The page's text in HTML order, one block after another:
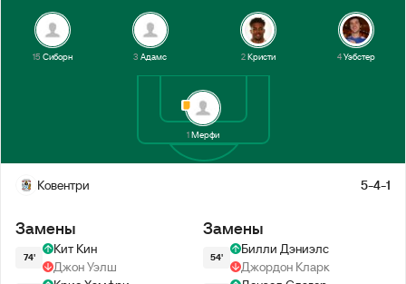
1Мерфи
4Уэбстер
2Кристи
3 Адамс
15 Сиборн
Ковентри 5-4-1
Замены
74'
Кит Кин
Джон Уэлш
Замены
54'
Билли Дэниэлс
Джордон Кларк